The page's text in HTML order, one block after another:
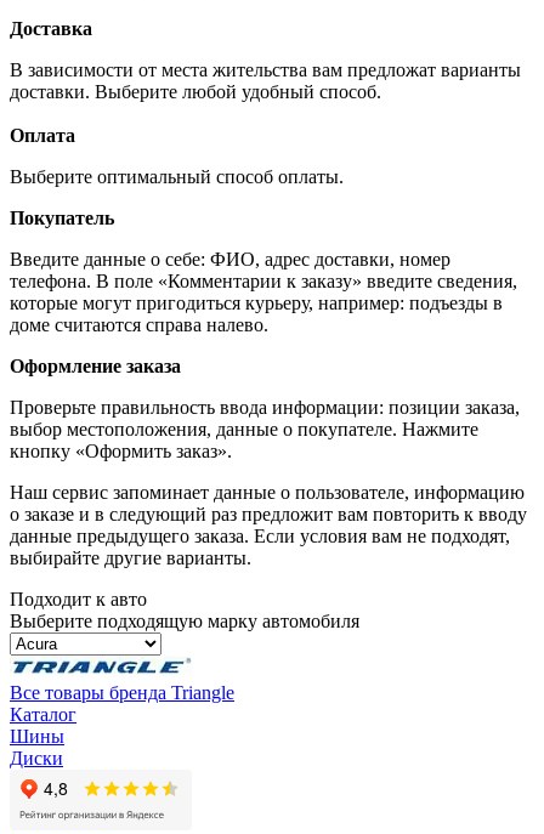
Доставка
В зависимости от места жительства вам предложат варианты
доставки. Выберите любой удобный способ.
Оплата
Выберите оптимальный способ оплаты.
Покупатель
Введите данные о себе: ФИО, адрес доставки, номер
телефона. В поле «Комментарии к заказу» введите сведения,
которые могут пригодиться курьеру, например: подъезды в
доме считаются справа налево.
Оформление заказа
Проверьте правильность ввода информации: позиции заказа,
выбор местоположения, данные о покупателе. Нажмите
кнопку «Оформить заказ».
Наш сервис запоминает данные о пользователе, информацию
о заказе и в следующий раз предложит вам повторить к вводу
данные предыдущего заказа. Если условия вам не подходят,
выбирайте другие варианты.
Подходит к авто
Выберите подходящую марку автомобиля
Все товары бренда Triangle
Каталог
Шины
Диски